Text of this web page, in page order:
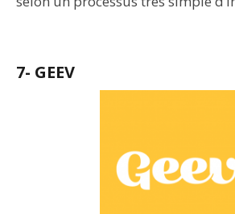
7- GEEV